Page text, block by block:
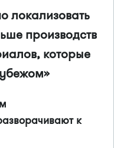
локализовать
производств
которые
к